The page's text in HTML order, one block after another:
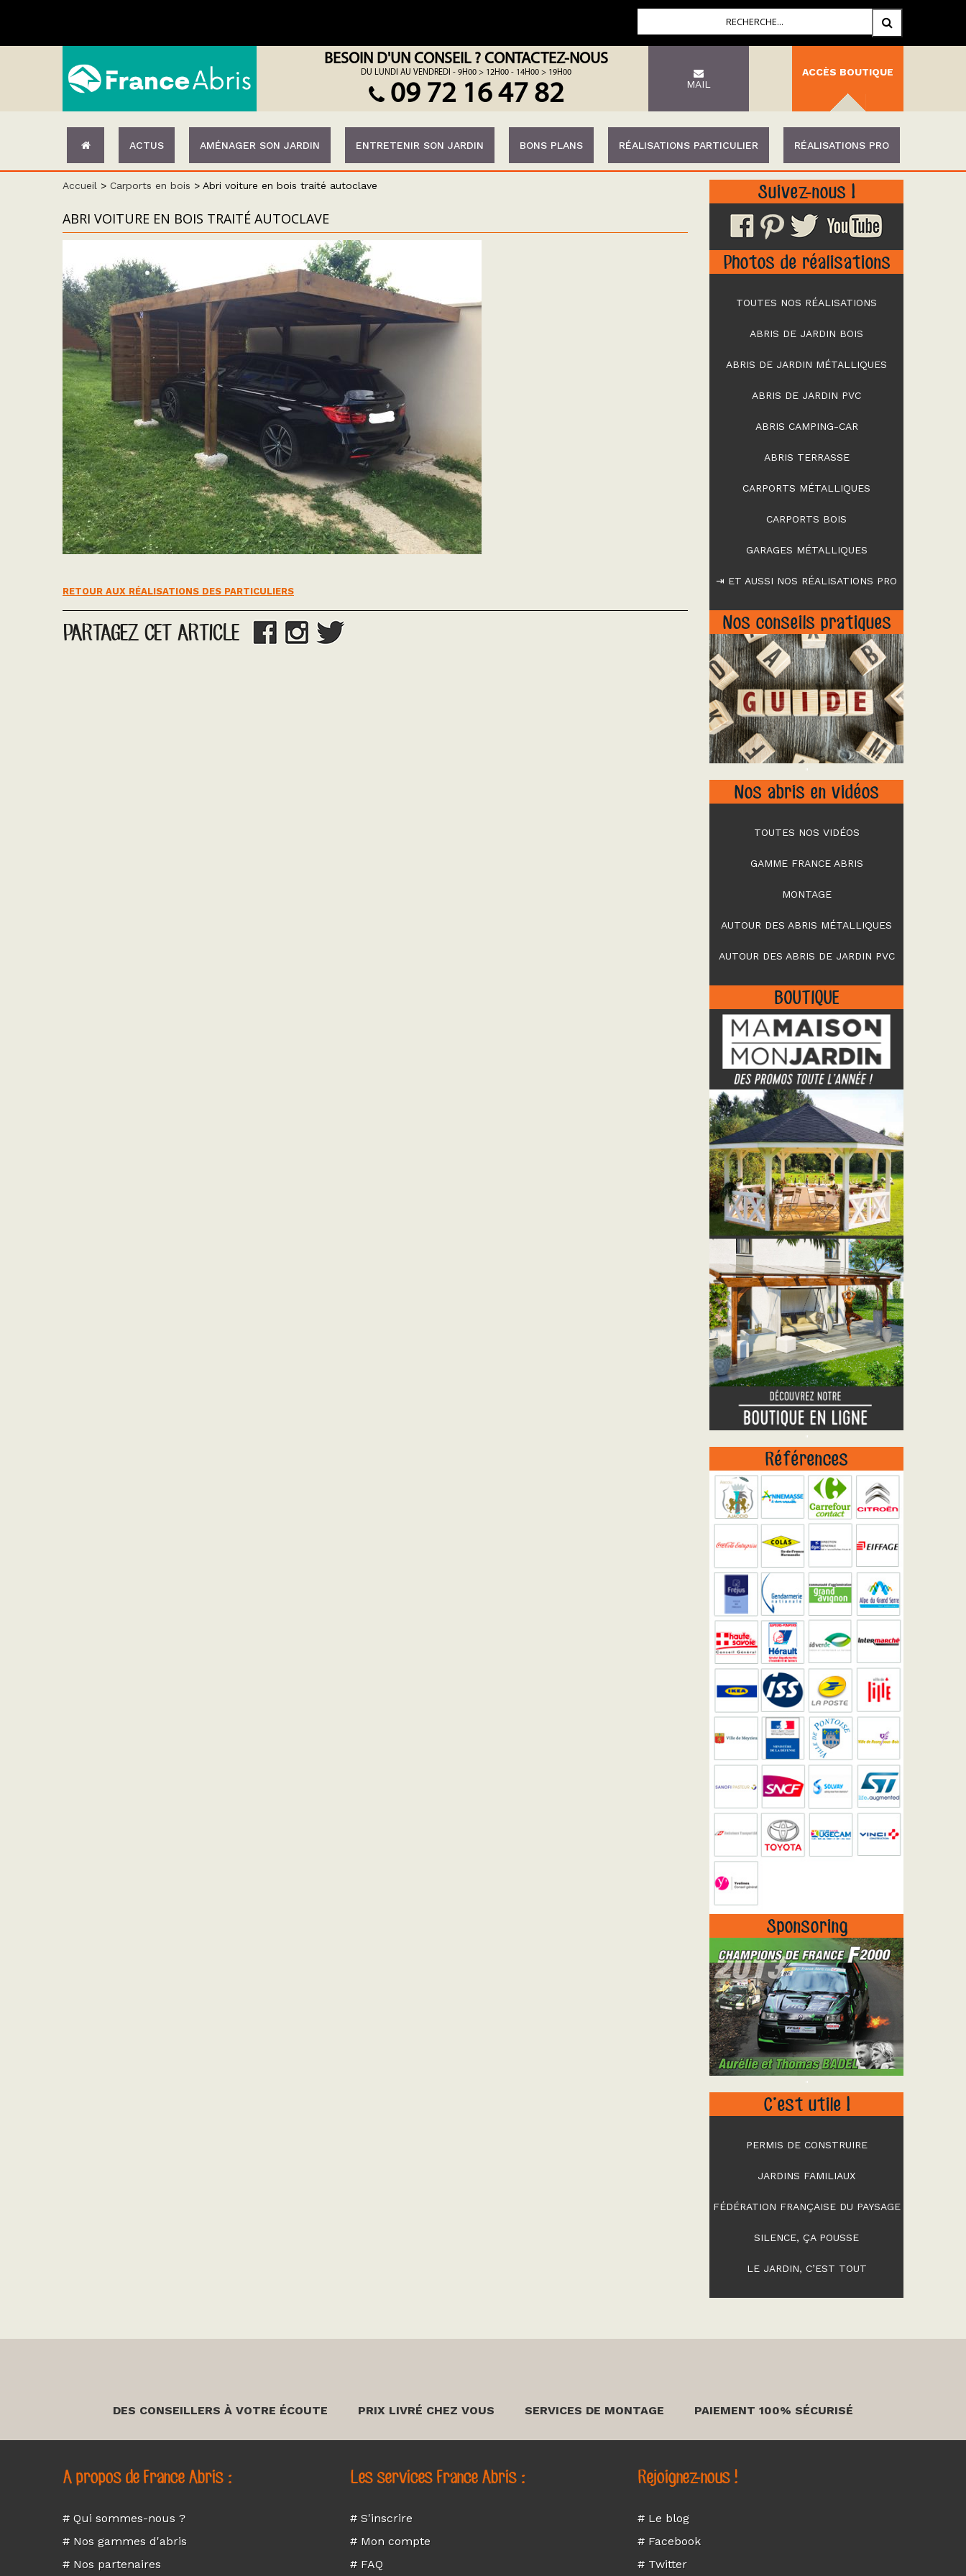
MAIL
ACCÈS BOUTIQUE
BESOIN D'UN CONSEIL ? CONTACTEZ-NOUS
DU LUNDI AU VENDREDI - 9H00 > 12H00 - 14H00 > 19H00
09 72 16 47 82
ACTUS AMÉNAGER SON JARDIN ENTRETENIR SON JARDIN BONS PLANS RÉALISATIONS PARTICULIER RÉALISATIONS PRO
Accueil > Carports en bois > Abri voiture en bois traité autoclave
ABRI VOITURE EN BOIS TRAITÉ AUTOCLAVE
RETOUR AUX RÉALISATIONS DES PARTICULIERS
PARTAGEZ CET ARTICLE
Suivez-nous !
Photos de réalisations
TOUTES NOS RÉALISATIONS
ABRIS DE JARDIN BOIS
ABRIS DE JARDIN MÉTALLIQUES
ABRIS DE JARDIN PVC
ABRIS CAMPING-CAR
ABRIS TERRASSE
CARPORTS MÉTALLIQUES
CARPORTS BOIS
GARAGES MÉTALLIQUES
⇥ ET AUSSI NOS RÉALISATIONS PRO
Nos conseils pratiques
"
Nos abris en vidéos
TOUTES NOS VIDÉOS
GAMME FRANCE ABRIS
MONTAGE
AUTOUR DES ABRIS MÉTALLIQUES
AUTOUR DES ABRIS DE JARDIN PVC
BOUTIQUE
"
Références
Sponsoring
"
C’est utile !
PERMIS DE CONSTRUIRE
JARDINS FAMILIAUX
FÉDÉRATION FRANÇAISE DU PAYSAGE
SILENCE, ÇA POUSSE
LE JARDIN, C’EST TOUT
DES CONSEILLERS À VOTRE ÉCOUTE PRIX LIVRÉ CHEZ VOUS SERVICES DE MONTAGE PAIEMENT 100% SÉCURISÉ
A propos de France Abris :
# Qui sommes-nous ?
# Nos gammes d'abris
# Nos partenaires
Les services France Abris :
# S'inscrire
# Mon compte
# FAQ
Rejoignez-nous !
# Le blog
# Facebook
# Twitter